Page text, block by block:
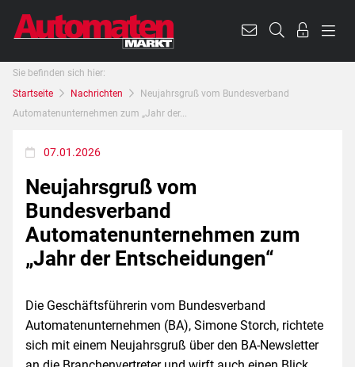
Sie befinden sich hier:
Startseite
Nachrichten
Neujahrsgruß vom Bundesverband
Automatenunternehmen zum „Jahr der...
07.01.2026
Neujahrsgruß vom
Bundesverband
Automatenunternehmen zum
„Jahr der Entscheidungen“
Die Geschäftsführerin vom Bundesverband
Automatenunternehmen (BA), Simone Storch, richtete
sich mit einem Neujahrsgruß über den BA-Newsletter